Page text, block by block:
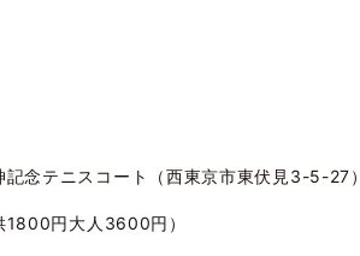
念テニスコート（西東京市東伏見3-5-27）
円大人3600円）